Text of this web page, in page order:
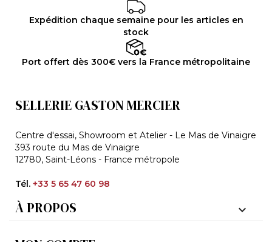
Expédition chaque semaine pour les articles en
stock
Port offert dès 300€ vers la France métropolitaine
SELLERIE GASTON MERCIER
Centre d'essai, Showroom et Atelier - Le Mas de Vinaigre
393 route du Mas de Vinaigre
12780, Saint-Léons - France métropole
Tél. +33 5 65 47 60 98
À PROPOS 